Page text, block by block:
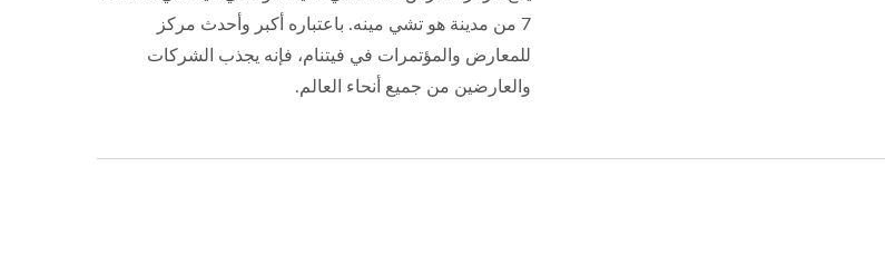
7 من مدينة هو تشي مينه. باعتباره أكبر وأحدث مركز
للمعارض والمؤتمرات في فيتنام، فإنه يجذب الشركات
والعارضين من جميع أنحاء العالم.